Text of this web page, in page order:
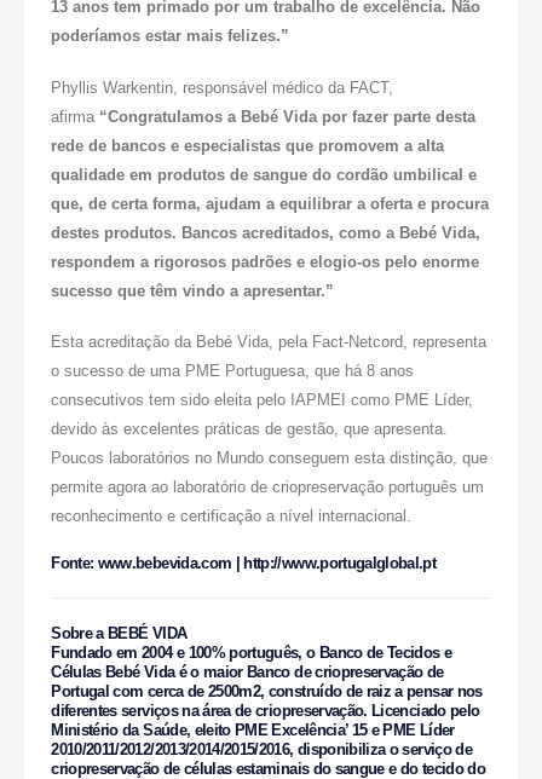
13 anos tem primado por um trabalho de excelência. Não
poderíamos estar mais felizes.”
Phyllis Warkentin, responsável médico da FACT,
afirma “Congratulamos a Bebé Vida por fazer parte desta
rede de bancos e especialistas que promovem a alta
qualidade em produtos de sangue do cordão umbilical e
que, de certa forma, ajudam a equilibrar a oferta e procura
destes produtos. Bancos acreditados, como a Bebé Vida,
respondem a rigorosos padrões e elogio-os pelo enorme
sucesso que têm vindo a apresentar.”
Esta acreditação da Bebé Vida, pela Fact-Netcord, representa
o sucesso de uma PME Portuguesa, que há 8 anos
consecutivos tem sido eleita pelo IAPMEI como PME Líder,
devido às excelentes práticas de gestão, que apresenta.
Poucos laboratórios no Mundo conseguem esta distinção, que
permite agora ao laboratório de criopreservação português um
reconhecimento e certificação a nível internacional.
Fonte: www.bebevida.com | http://www.portugalglobal.pt
Sobre a BEBÉ VIDA
Fundado em 2004 e 100% português, o Banco de Tecidos e
Células Bebé Vida é o maior Banco de criopreservação de
Portugal com cerca de 2500m2, construído de raiz a pensar nos
diferentes serviços na área de criopreservação. Licenciado pelo
Ministério da Saúde, eleito PME Excelência’ 15 e PME Líder
2010/2011/2012/2013/2014/2015/2016, disponibiliza o serviço de
criopreservação de células estaminais do sangue e do tecido do